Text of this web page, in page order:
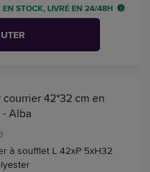
EN STOCK, LIVRÉ EN 24/48H
42*32 cm en
Alba
à soufflet L 42xP 5xH32